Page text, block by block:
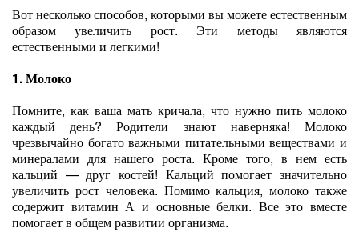
Вот несколько способов, которыми вы можете естественным
образом увеличить рост. Эти методы являются
естественными и легкими!
1. Молоко
Помните, как ваша мать кричала, что нужно пить молоко
каждый день? Родители знают наверняка! Молоко
чрезвычайно богато важными питательными веществами и
минералами для нашего роста. Кроме того, в нем есть
кальций — друг костей! Кальций помогает значительно
увеличить рост человека. Помимо кальция, молоко также
содержит витамин А и основные белки. Все это вместе
помогает в общем развитии организма.